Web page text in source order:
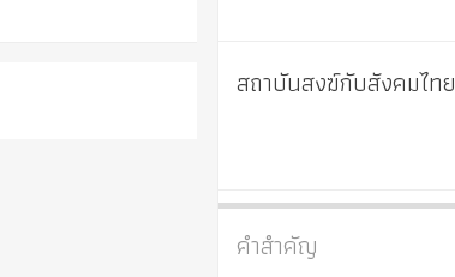
สถาบันสงฆ์กับสังคมไทย
คำสำคัญ